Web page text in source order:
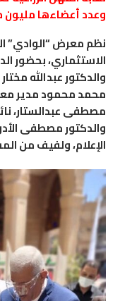
وعدد أعضاءها
نظم معرض “الوادي”
الاستثماري، بحضور
والدكتور عبدالله
محمد محمود مدير
مصطفى عبدالستار،
والدكتور مصطفى
الإعلام، ولفيف من